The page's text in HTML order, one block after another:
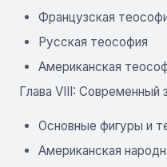
Французская
Русская теософия
Американская
Глава VIII: Современный
Основные фигуры и
Американская